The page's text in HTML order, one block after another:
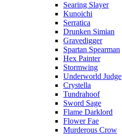
Searing Slayer
Kunoichi
Serratica
Drunken Simian
Gravedigger
Spartan Spearman
Hex Painter
Stormwing
Underworld Judge
Crystella
Tundrahoof
Sword Sage
Flame Darklord
Flower Fae
Murderous Crow